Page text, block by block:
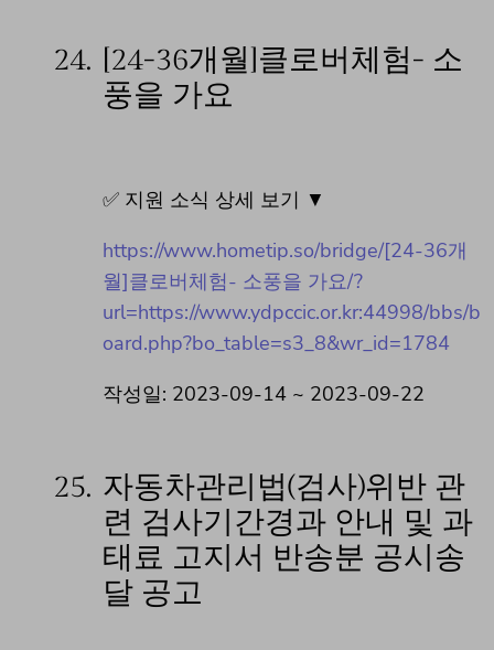
24.
[24-36개월]클로버체험- 소
풍을 가요
✅ 지원 소식 상세 보기 ▼
https://www.hometip.so/bridge/[24-36개
월]클로버체험- 소풍을 가요/?
url=https://www.ydpccic.or.kr:44998/bbs/b
oard.php?bo_table=s3_8&wr_id=1784
작성일: 2023-09-14 ~ 2023-09-22
25. 자동차관리법(검사)위반 관
련 검사기간경과 안내 및 과
태료 고지서 반송분 공시송
달 공고